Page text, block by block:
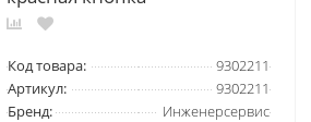
Код товара:
9302211
Артикул:
9302211
Бренд:
Инженерсервис